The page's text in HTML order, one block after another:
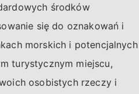
środków
się do oznakowań i
morskich i potencjalnych
turystycznym miejscu,
osobistych rzeczy i